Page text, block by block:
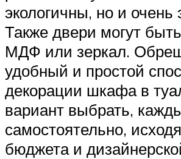
экологичны, но и очень
Также двери могут
МДФ или зеркал.
удобный и простой
декорации шкафа в
вариант выбрать,
самостоятельно,
бюджета и